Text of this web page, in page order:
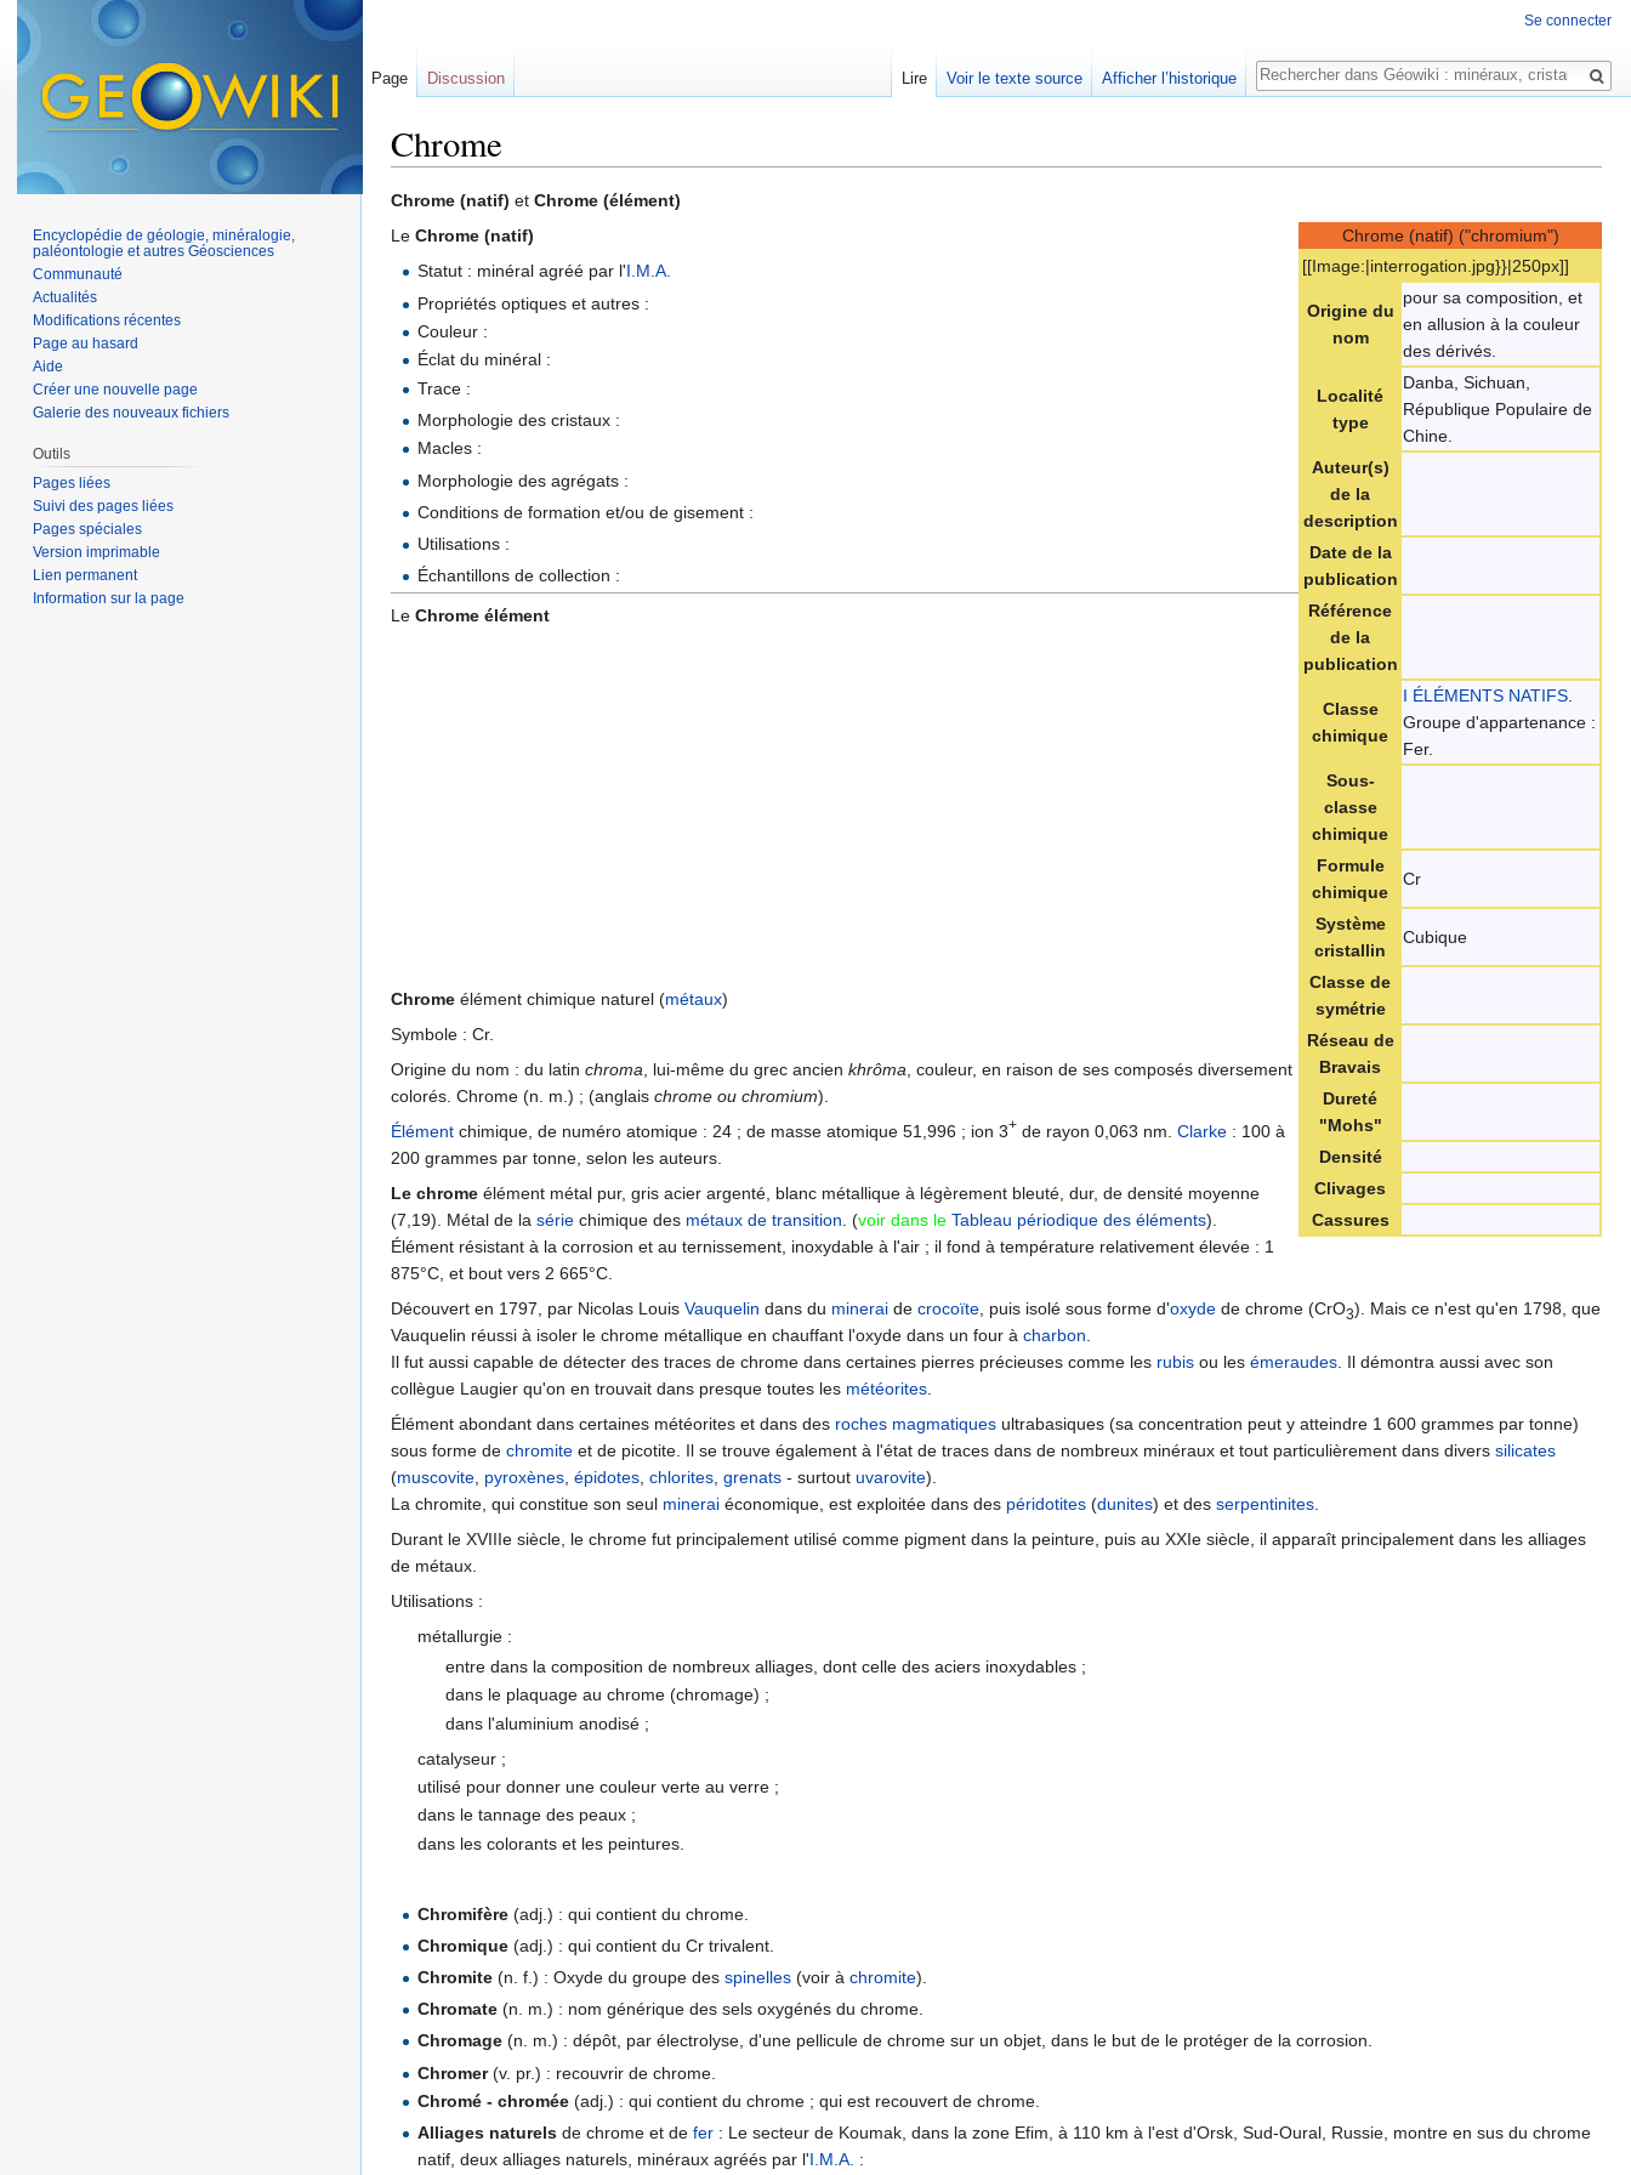
Chrome
Chrome (natif) et Chrome (élément)
Chrome (natif) ("chromium")
[[Image:|interrogation.jpg}}|250px]]
Origine du
nom
pour sa composition, et
en allusion à la couleur
des dérivés.
Localité
type
Danba, Sichuan,
République Populaire de
Chine.
Auteur(s)
de la
description
Date de la
publication
Référence
de la
publication
Classe
chimique
I ÉLÉMENTS NATIFS.
Groupe d'appartenance :
Fer.
Sous-
classe
chimique
Formule
chimique
Cr
Système
cristallin
Cubique
Classe de
symétrie
Réseau de
Bravais
Dureté
"Mohs"
Densité
Clivages
Cassures
Le Chrome (natif)
Statut : minéral agréé par l'I.M.A.
Propriétés optiques et autres :
Couleur :
Éclat du minéral :
Trace :
Morphologie des cristaux :
Macles :
Morphologie des agrégats :
Conditions de formation et/ou de gisement :
Utilisations :
Échantillons de collection :
Le Chrome élément
Chrome élément chimique naturel (métaux)
Symbole : Cr.
Origine du nom : du latin chroma , lui-même du grec ancien khrôma , couleur, en raison de ses composés diversement
colorés. Chrome (n. m.) ; (anglais chrome ou chromium).
Élément chimique, de numéro atomique : 24 ; de masse atomique 51,996 ; ion 3+ de rayon 0,063 nm. Clarke : 100 à
200 grammes par tonne, selon les auteurs.
Le chrome élément métal pur, gris acier argenté, blanc métallique à légèrement bleuté, dur, de densité moyenne
(7,19). Métal de la série chimique des métaux de transition . (voir dans le Tableau périodique des éléments).
Élément résistant à la corrosion et au ternissement, inoxydable à l'air ; il fond à température relativement élevée : 1
875°C, et bout vers 2 665°C.
Découvert en 1797, par Nicolas Louis Vauquelin dans du minerai de crocoïte , puis isolé sous forme d'oxyde de chrome (CrO3). Mais ce n'est qu'en 1798, que
Vauquelin réussi à isoler le chrome métallique en chauffant l'oxyde dans un four à charbon
Il fut aussi capable de détecter des traces de chrome dans certaines pierres précieuses comme les rubis ou les émeraudes . Il démontra aussi avec son
collègue Laugier qu'on en trouvait dans presque toutes les météorites
Élément abondant dans certaines météorites et dans des roches magmatiques ultrabasiques (sa concentration peut y atteindre 1 600 grammes par tonne)
sous forme de chromite et de picotite. Il se trouve également à l'état de traces dans de nombreux minéraux et tout particulièrement dans divers silicates
(muscovite pyroxènes épidotes chlorites grenats - surtout uvarovite).
La chromite, qui constitue son seul minerai économique, est exploitée dans des péridotites (dunites) et des serpentinites
Durant le XVIIIe siècle, le chrome fut principalement utilisé comme pigment dans la peinture, puis au XXIe siècle, il apparaît principalement dans les alliages
de métaux.
Utilisations :
métallurgie :
entre dans la composition de nombreux alliages, dont celle des aciers inoxydables ;
dans le plaquage au chrome (chromage) ;
dans l'aluminium anodisé ;
catalyseur ;
utilisé pour donner une couleur verte au verre ;
dans le tannage des peaux ;
dans les colorants et les peintures.
Chromifère (adj.) : qui contient du chrome.
Chromique (adj.) : qui contient du Cr trivalent.
Chromite (n. f.) : Oxyde du groupe desspinelles (voir àchromite).
Chromate (n. m.) : nom générique des sels oxygénés du chrome.
Chromage (n. m.) : dépôt, par électrolyse, d'une pellicule de chrome sur un objet, dans le but de le protéger de la corrosion.
Chromer(v. pr.) : recouvrir de chrome.
Chromé - chromée (adj.) : qui contient du chrome ; qui est recouvert de chrome.
Alliages naturels de chrome et defer : Le secteur de Koumak, dans la zone Efim, à 110 km à l'est d'Orsk, Sud-Oural, Russie, montre en sus du chrome
natif, deux alliages naturels, minéraux agréés par l'I.M.A. :
Se connecter
Page Discussion Lire Voir le texte source Afficher l’historique
Rechercher
Encyclopédie de géologie, minéralogie,
paléontologie et autres Géosciences
Communauté
Actualités
Modifications récentes
Page au hasard
Aide
Créer une nouvelle page
Galerie des nouveaux fichiers
Outils
Pages liées
Suivi des pages liées
Pages spéciales
Version imprimable
Lien permanent
Information sur la page